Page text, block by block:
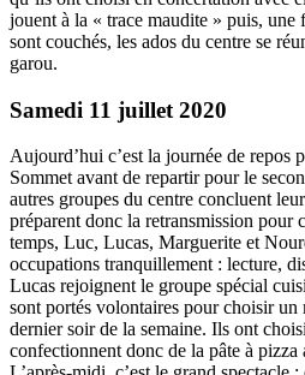
jouent à la « trace maudite » puis, une
sont couchés, les ados du centre se
garou.
Samedi 11 juillet 2020
Aujourd’hui c’est la journée de repos
Sommet avant de repartir pour le
autres groupes du centre concluent
préparent donc la retransmission pour
temps, Luc, Lucas, Marguerite et
occupations tranquillement : lecture,
Lucas rejoignent le groupe spécial
sont portés volontaires pour choisir
dernier soir de la semaine. Ils ont
confectionnent donc de la pâte à